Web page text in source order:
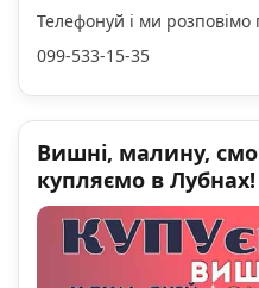
Телефонуй і ми розповімо
099-533-15-35
Вишні, малину,
купляємо в Лубнах!